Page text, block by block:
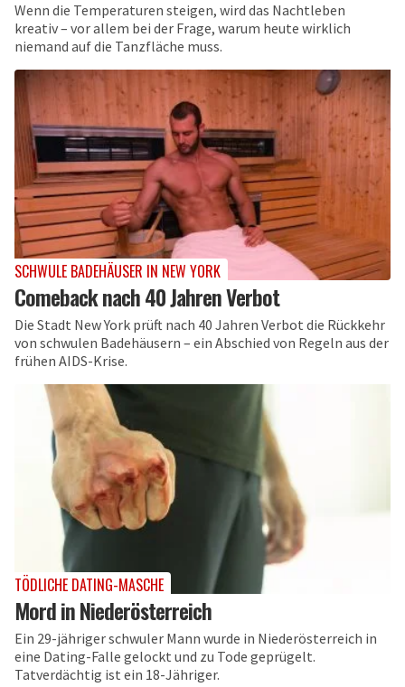
Wenn die Temperaturen steigen, wird das Nachtleben
kreativ – vor allem bei der Frage, warum heute wirklich
niemand auf die Tanzfläche muss.
SCHWULE BADEHÄUSER IN NEW YORK
Comeback nach 40 Jahren Verbot
Die Stadt New York prüft nach 40 Jahren Verbot die Rückkehr
von schwulen Badehäusern – ein Abschied von Regeln aus der
frühen AIDS-Krise.
TÖDLICHE DATING-MASCHE
Mord in Niederösterreich
Ein 29-jähriger schwuler Mann wurde in Niederösterreich in
eine Dating-Falle gelockt und zu Tode geprügelt.
Tatverdächtig ist ein 18-Jähriger.